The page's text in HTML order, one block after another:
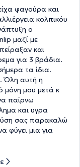
φαγούρα και
κολπικόυ
ο
μαζί με
και
για 3 βράδια.
τα ίδια.
Όλη αυτή η
μόνη μου μετά κ
παίρνω
και υγρα
σας παρακαλώ
φύγει μια για